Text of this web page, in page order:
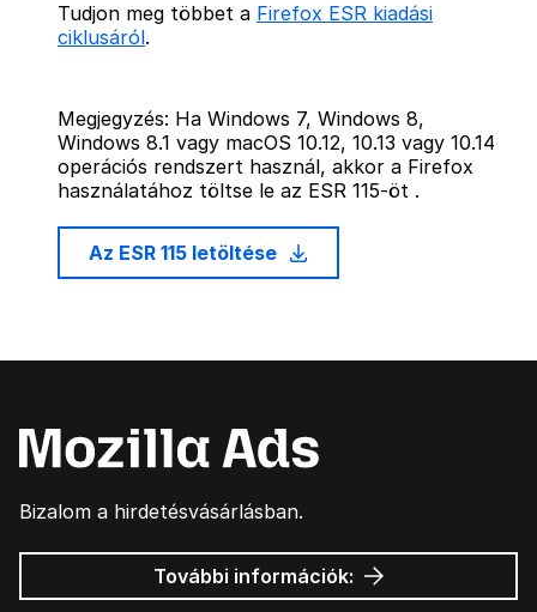
Tudjon meg többet a Firefox ESR kiadási
ciklusáról.
Megjegyzés: Ha Windows 7, Windows 8,
Windows 8.1 vagy macOS 10.12, 10.13 vagy 10.14
operációs rendszert használ, akkor a Firefox
használatához töltse le az ESR 115-öt .
Az ESR 115 letöltése
Bizalom a hirdetésvásárlásban.
További információk: Mozilla
hirdetések